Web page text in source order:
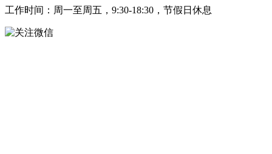
工作时间：周一至周五，9:30-18:30，节假日休息